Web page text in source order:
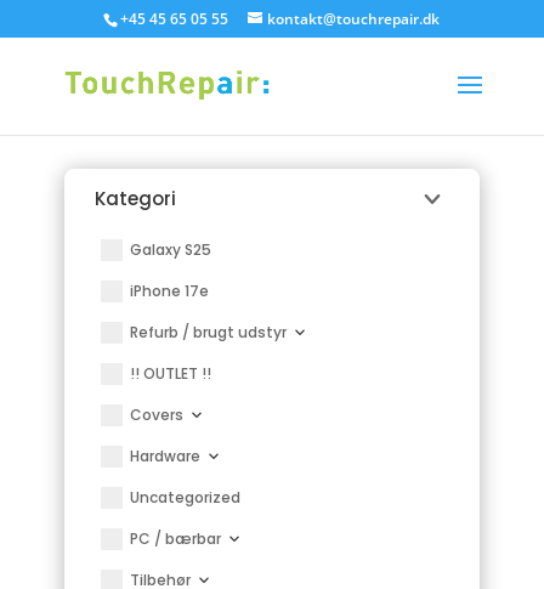
+45 45 65 05 55 kontakt@touchrepair.dk
Kategori
Galaxy S25
iPhone 17e
Refurb / brugt udstyr
!! OUTLET !!
Covers
Hardware
Uncategorized
PC / bærbar
Tilbehør